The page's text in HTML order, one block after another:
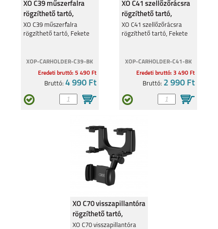
XO C39 műszerfalra
rögzíthető tartó,
Fekete
XO C39 műszerfalra
rögzíthető tartó, Fekete
XOP-CARHOLDER-C39-BK
Eredeti bruttó: 5 490 Ft
Bruttó: 4 990 Ft
XO C41 szellőzőrácsra
rögzíthető tartó,
Fekete
XO C41 szellőzőrácsra
rögzíthető tartó, Fekete
XOP-CARHOLDER-C41-BK
Eredeti bruttó: 3 490 Ft
Bruttó: 2 990 Ft
XO C70 visszapillantóra
rögzíthető tartó,
Fekete
XO C70 visszapillantóra